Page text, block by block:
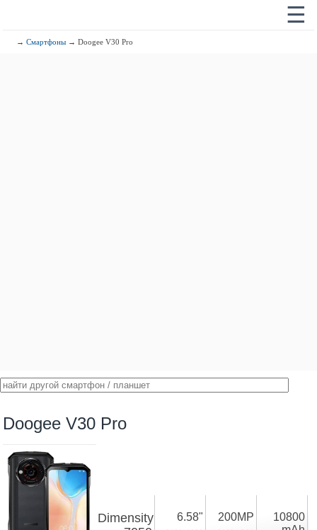
☰
→Смартфоны → Doogee V30 Pro
Doogee V30 Pro
Dimensity
6.58" 200MP
10800